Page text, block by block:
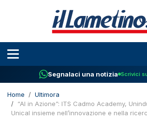
Segnalaci una notizia Scrivici
Home
Ultimora
“AI in Azione”: ITS Cadmo Academy,
Unical insieme nell’innovazione e nella